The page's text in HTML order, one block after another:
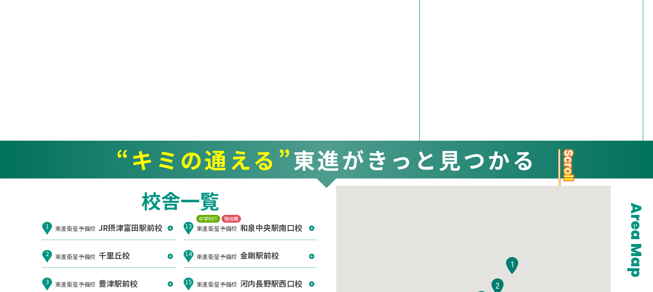
“キミの通える”東進がきっと見つかる
校舎一覧
Area Map
1
2
1 東進衛星予備校 JR摂津富田駅前校
2 東進衛星予備校 千里丘校
3 東進衛星予備校 豊津駅前校
中学NET 現役館
13 東進衛星予備校 和泉中央駅南口校
14 東進衛星予備校 金剛駅前校
15 東進衛星予備校 河内長野駅西口校